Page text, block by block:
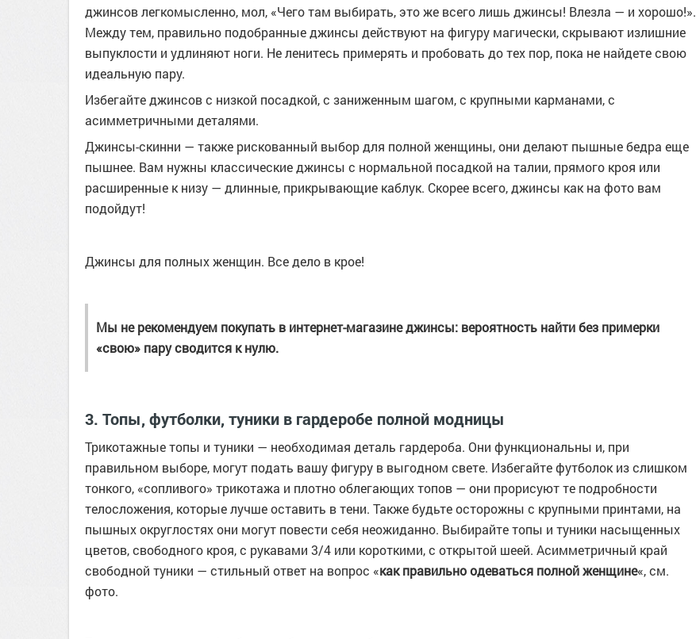
джинсов легкомысленно, мол, «Чего там выбирать, это же всего лишь джинсы! Влезла — и хорошо!».
Между тем, правильно подобранные джинсы действуют на фигуру магически, скрывают излишние
выпуклости и удлиняют ноги. Не ленитесь примерять и пробовать до тех пор, пока не найдете свою
идеальную пару.
Избегайте джинсов с низкой посадкой, с заниженным шагом, с крупными карманами, с
асимметричными деталями.
Джинсы-скинни — также рискованный выбор для полной женщины, они делают пышные бедра еще
пышнее. Вам нужны классические джинсы с нормальной посадкой на талии, прямого кроя или
расширенные к низу — длинные, прикрывающие каблук. Скорее всего, джинсы как на фото вам
подойдут!
Джинсы для полных женщин. Все дело в крое!
Мы не рекомендуем покупать в интернет-магазине джинсы: вероятность найти без примерки
«свою» пару сводится к нулю.
3. Топы, футболки, туники в гардеробе полной модницы
Трикотажные топы и туники — необходимая деталь гардероба. Они функциональны и, при
правильном выборе, могут подать вашу фигуру в выгодном свете. Избегайте футболок из слишком
тонкого, «сопливого» трикотажа и плотно облегающих топов — они прорисуют те подробности
телосложения, которые лучше оставить в тени. Также будьте осторожны с крупными принтами, на
пышных округлостях они могут повести себя неожиданно. Выбирайте топы и туники насыщенных
цветов, свободного кроя, с рукавами 3/4 или короткими, с открытой шеей. Асимметричный край
свободной туники — стильный ответ на вопрос «как правильно одеваться полной женщине«, см.
фото.